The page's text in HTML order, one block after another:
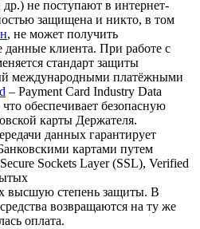
не поступают в интернет-
защищена и никто, в том
, не может получить
данные клиента. При работе с
стандарт защиты
международными платёжными
– Payment Card Industry Data
обеспечивает безопасную
карты Держателя.
данных гарантирует
картами путем
Sockets Layer (SSL), Verified
высшую степень защиты. В
возвращаются на ту же
оплата.